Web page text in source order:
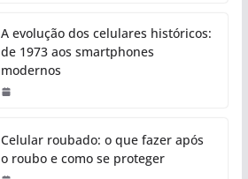
A evolução dos celulares históricos:
de 1973 aos smartphones
modernos
Celular roubado: o que fazer após
o roubo e como se proteger